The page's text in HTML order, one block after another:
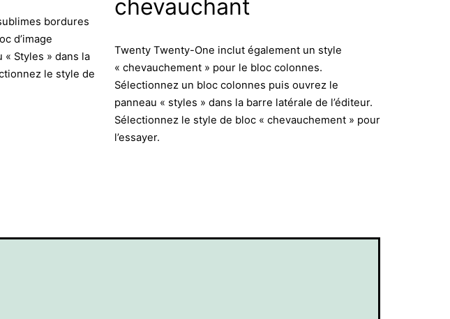
bordures
d’image
Styles » dans la
le style de
chevauchant
Twenty Twenty-One inclut également un style
« chevauchement » pour le bloc colonnes.
Sélectionnez un bloc colonnes puis ouvrez le
panneau « styles » dans la barre latérale de l’éditeur.
Sélectionnez le style de bloc « chevauchement » pour
l’essayer.